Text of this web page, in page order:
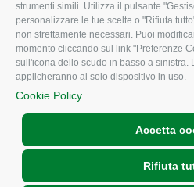
strumenti simili. Utilizza il pulsante
personalizzare le tue scelte o "Rifiuta
non strettamente necessari. Puoi
momento cliccando sul link "Preferenze
sull'icona dello scudo in basso a sinistra.
applicheranno al solo dispositivo in uso.
Cookie Policy
Accetta
Rifiuta